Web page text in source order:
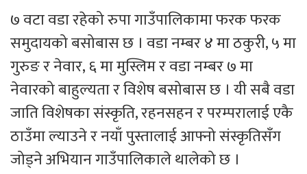
७ वटा वडा रहेको रुपा गाउँपालिकामा फरक फरक
समुदायको बसोबास छ । वडा नम्बर ४ मा ठकुरी, ५ मा
गुरुङ र नेवार, ६ मा मुस्लिम र वडा नम्बर ७ मा
नेवारको बाहुल्यता र विशेष बसोबास छ । यी सबै वडा
जाति विशेषका संस्कृति, रहनसहन र परम्परालाई एकै
ठाउँमा ल्याउने र नयाँ पुस्तालाई आफ्नो संस्कृतिसँग
जोड्ने अभियान गाउँपालिकाले थालेको छ ।